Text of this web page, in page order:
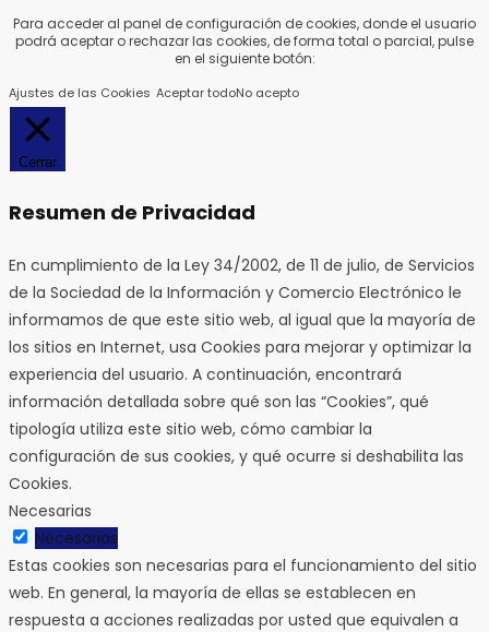
Para acceder al panel de configuración de cookies, donde el usuario
podrá aceptar o rechazar las cookies, de forma total o parcial, pulse
en el siguiente botón:
Ajustes de las Cookies Aceptar todoNo acepto
Cerrar
Resumen de Privacidad
En cumplimiento de la Ley 34/2002, de 11 de julio, de Servicios
de la Sociedad de la Información y Comercio Electrónico le
informamos de que este sitio web, al igual que la mayoría de
los sitios en Internet, usa Cookies para mejorar y optimizar la
experiencia del usuario. A continuación, encontrará
información detallada sobre qué son las “Cookies”, qué
tipología utiliza este sitio web, cómo cambiar la
configuración de sus cookies, y qué ocurre si deshabilita las
Cookies.
Necesarias
Necesarias
Estas cookies son necesarias para el funcionamiento del sitio
web. En general, la mayoría de ellas se establecen en
respuesta a acciones realizadas por usted que equivalen a